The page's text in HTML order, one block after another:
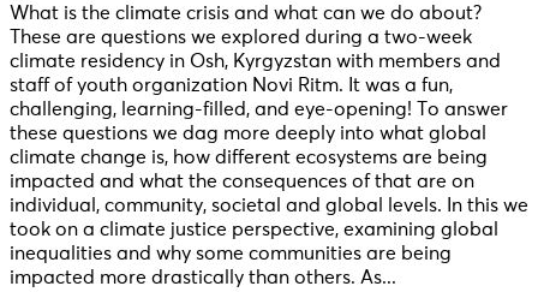
What is the climate crisis and what can we do about?
These are questions we explored during a two-week
climate residency in Osh, Kyrgyzstan with members and
staff of youth organization Novi Ritm. It was a fun,
challenging, learning-filled, and eye-opening! To answer
these questions we dag more deeply into what global
climate change is, how different ecosystems are being
impacted and what the consequences of that are on
individual, community, societal and global levels. In this we
took on a climate justice perspective, examining global
inequalities and why some communities are being
impacted more drastically than others. As...